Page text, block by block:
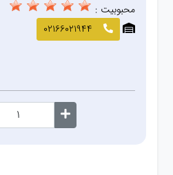
صافکاری
و نقاشی
کارواش
محبوبیت :
02166021944